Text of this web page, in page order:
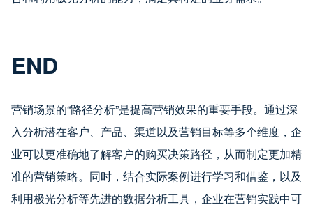
END
营销场景的“路径分析”是提高营销效果的重要手段。通过深
入分析潜在客户、产品、渠道以及营销目标等多个维度，企
业可以更准确地了解客户的购买决策路径，从而制定更加精
准的营销策略。同时，结合实际案例进行学习和借鉴，以及
利用极光分析等先进的数据分析工具，企业在营销实践中可